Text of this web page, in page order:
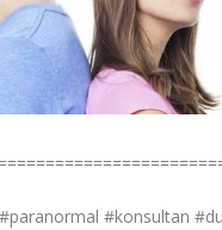
#konsultan